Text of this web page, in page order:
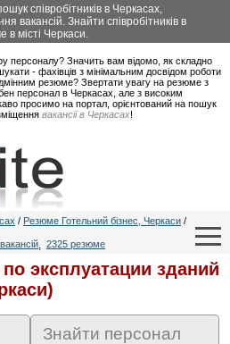
співробітників в Черкасах,
вакансій. Знайти співробітників в
місті Черкаси.
персоналу? Значить вам відомо, як складно
- фахівців з мінімальним досвідом роботи
резюме? Звертати увагу на резюме з
персонал в Черкасах, але з високим
просимо на портал, орієнтований на пошук
вакансії в Черкасах!
/ Резюме Готельний бізнес, Черкаси /
, 2325 резюме
эксплуатации зданий
Знайти персонал